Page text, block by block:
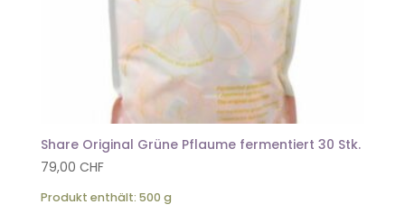
Share Original Grüne Pflaume fermentiert 30 Stk.
79,00 CHF
Produkt enthält: 500 g